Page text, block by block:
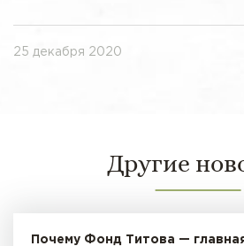
25 декабря 2020
Другие
Почему Фонд Титова —